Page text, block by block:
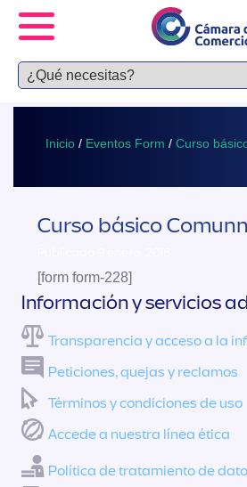
Inicio / Eventos Form / Curso
Curso básico
[form form-228]
Información y servicios
Transparencia y acceso a la
Peticiones, quejas y reclamos
Términos y condiciones de uso
Accede a nuestra línea ética
Política de tratamiento de